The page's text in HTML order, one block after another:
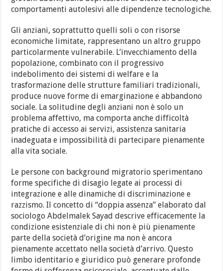
comportamenti autolesivi alle dipendenze tecnologiche.
Gli anziani, soprattutto quelli soli o con risorse
economiche limitate, rappresentano un altro gruppo
particolarmente vulnerabile. L’invecchiamento della
popolazione, combinato con il progressivo
indebolimento dei sistemi di welfare e la
trasformazione delle strutture familiari tradizionali,
produce nuove forme di emarginazione e abbandono
sociale. La solitudine degli anziani non è solo un
problema affettivo, ma comporta anche difficoltà
pratiche di accesso ai servizi, assistenza sanitaria
inadeguata e impossibilità di partecipare pienamente
alla vita sociale.
Le persone con background migratorio sperimentano
forme specifiche di disagio legate ai processi di
integrazione e alle dinamiche di discriminazione e
razzismo. Il concetto di “doppia assenza” elaborato dal
sociologo Abdelmalek Sayad descrive efficacemente la
condizione esistenziale di chi non è più pienamente
parte della società d’origine ma non è ancora
pienamente accettato nella società d’arrivo. Questo
limbo identitario e giuridico può generare profonde